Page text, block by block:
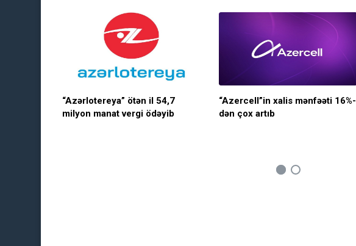
“Azərlotereya” ötən il 54,7
milyon manat vergi ödəyib
“Azercell”in xalis mənfəəti 16%-
dən çox artıb